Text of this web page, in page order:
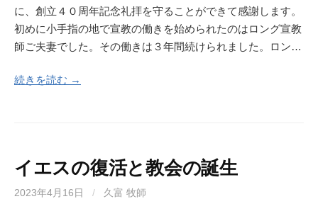
に、創立４０周年記念礼拝を守ることができて感謝します。
初めに小手指の地で宣教の働きを始められたのはロング宣教
師ご夫妻でした。その働きは３年間続けられました。ロン…
続きを読む →
イエスの復活と教会の誕生
2023年4月16日 / 久富 牧師